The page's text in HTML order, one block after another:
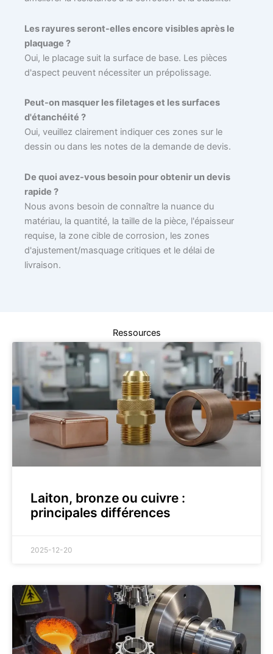
Les rayures seront-elles encore visibles après le
plaquage ?
Oui, le placage suit la surface de base. Les pièces
d'aspect peuvent nécessiter un prépolissage.
Peut-on masquer les filetages et les surfaces
d'étanchéité ?
Oui, veuillez clairement indiquer ces zones sur le
dessin ou dans les notes de la demande de devis.
De quoi avez-vous besoin pour obtenir un devis
rapide ?
Nous avons besoin de connaître la nuance du
matériau, la quantité, la taille de la pièce, l'épaisseur
requise, la zone cible de corrosion, les zones
d'ajustement/masquage critiques et le délai de
livraison.
Ressources
Laiton, bronze ou cuivre :
principales différences
2025-12-20